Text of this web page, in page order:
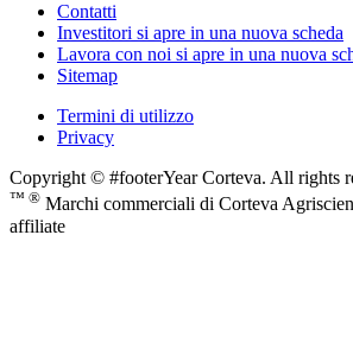
Contatti
Investitori si apre in una nuova scheda
Lavora con noi si apre in una nuova
Sitemap
Termini di utilizzo
Privacy
Copyright © #footerYear Corteva. All rights
™ ® Marchi commerciali di Corteva
affiliate